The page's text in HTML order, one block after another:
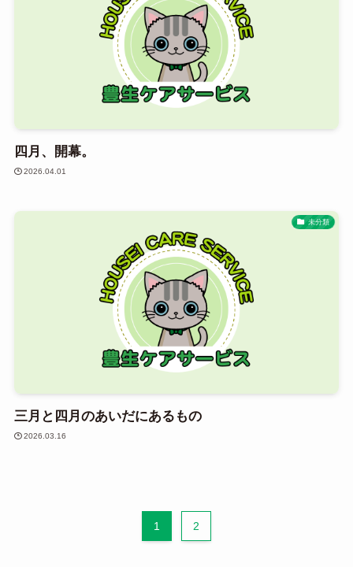
四月、開幕。
2026.04.01
未分類
三月と四月のあいだにあるもの
2026.03.16
1 2